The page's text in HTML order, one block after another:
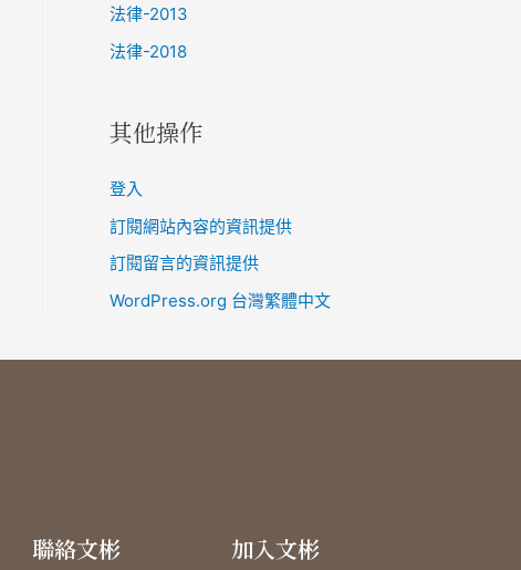
法律-2013
法律-2018
其他操作
登入
訂閱網站內容的資訊提供
訂閱留言的資訊提供
WordPress.org 台灣繁體中文
聯絡文彬 加入文彬